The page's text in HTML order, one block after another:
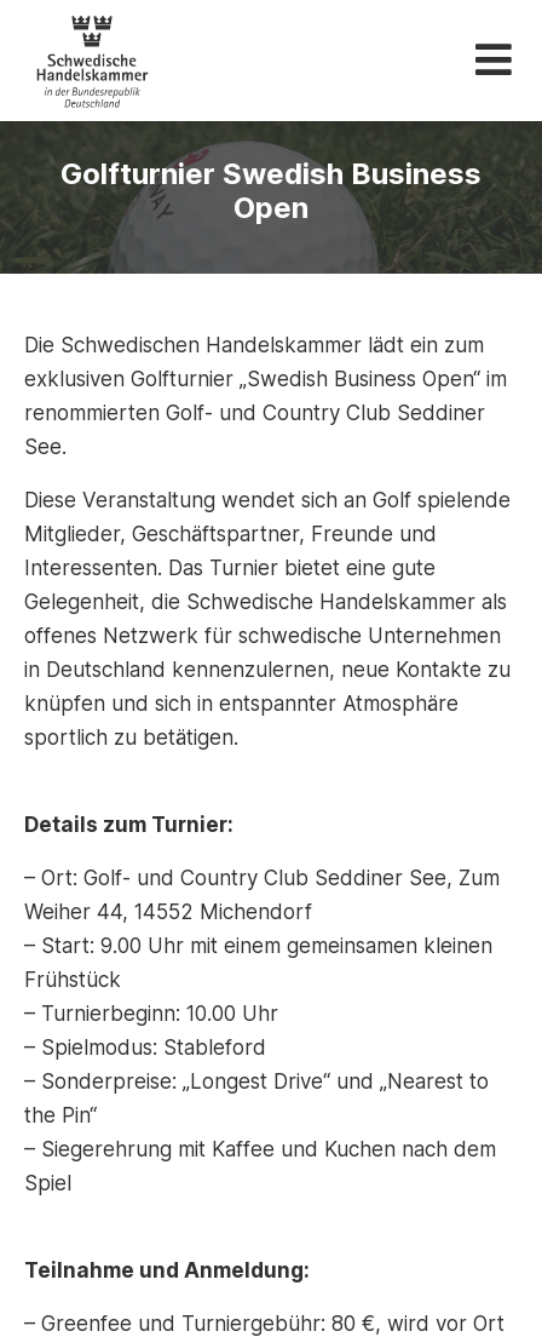
Schwedische
Golfturnier Swedish Business
Open
Die Schwedischen Handelskammer lädt ein zum
exklusiven Golfturnier „Swedish Business Open“ im
renommierten Golf- und Country Club Seddiner
See.
Diese Veranstaltung wendet sich an Golf spielende
Mitglieder, Geschäftspartner, Freunde und
Interessenten. Das Turnier bietet eine gute
Gelegenheit, die Schwedische Handelskammer als
offenes Netzwerk für schwedische Unternehmen
in Deutschland kennenzulernen, neue Kontakte zu
knüpfen und sich in entspannter Atmosphäre
sportlich zu betätigen.
Details zum Turnier:
– Ort: Golf- und Country Club Seddiner See, Zum
Weiher 44, 14552 Michendorf
– Start: 9.00 Uhr mit einem gemeinsamen kleinen
Frühstück
– Turnierbeginn: 10.00 Uhr
– Spielmodus: Stableford
– Sonderpreise: „Longest Drive“ und „Nearest to
the Pin“
– Siegerehrung mit Kaffee und Kuchen nach dem
Spiel
Teilnahme und Anmeldung:
– Greenfee und Turniergebühr: 80 €, wird vor Ort